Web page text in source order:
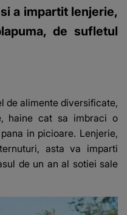
a impartit lenjerie,
de sufletul
de alimente diversificate,
haine cat sa imbraci o
in picioare. Lenjerie,
asta va imparti
de un an al sotiei sale